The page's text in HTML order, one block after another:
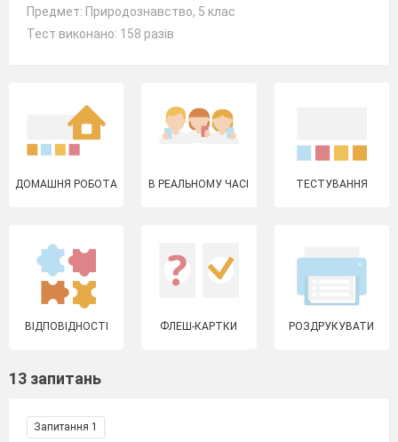
Предмет: Природознавство, 5 клас
Тест виконано: 158 разів
ДОМАШНЯ РОБОТА В РЕАЛЬНОМУ ЧАСІ ТЕСТУВАННЯ
ВІДПОВІДНОСТІ ФЛЕШ-КАРТКИ РОЗДРУКУВАТИ
13 запитань
Запитання 1